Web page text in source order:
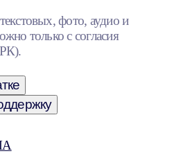
фото, аудио и
только с согласия